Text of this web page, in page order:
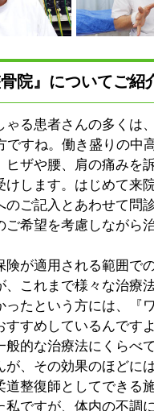
ム』では、体が拒否反応を起
こす全ての症状を“アレルギ
除くことで健康な状態へと導
いていきます。アレルギーの
原因は人それぞれで、花粉や
物質的な場合もあれば、日常的に
れ歯、栄養素、電磁波、ネックレ
知れません。
ウマ”体験が今現在の体の不調に
るんですよ。『ワールドセラピー
さんの体のバランスをチェックす
レルギーの原因を特定します。そ
除くための波動と緩衝させること
してさしあげるのです。実は、過
なってアレルギー反応を起こして
この私なのですが、以前は冷たい
ず腹痛を起こすなど、慢性的な胃
した。ところが『ワールドセラピ
療によって、一度でピタリと症状
た、腕を上げることも辛かった五
分でも信じられない体験をしたわ
動で心が震えましたね。
セラピーシステム』の精神的な治
ニック”というのがございます。
人中9人は痛みを感じなくなっ
した。もちろん肉体的な治療も施